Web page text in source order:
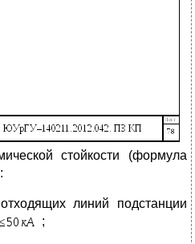
стойкости (формула
линий подстанции
;